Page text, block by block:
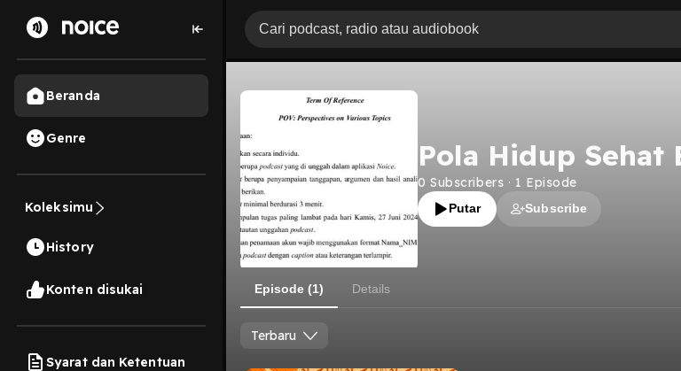
Beranda
Genre
Koleksimu
History
Konten disukai
Syarat dan Ketentuan
Pola Hidup Sehat
0 Subscribers · 1 Episode
Putar Subscribe
Episode (1) Details
Terbaru